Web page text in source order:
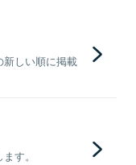
しい順に掲載
す。